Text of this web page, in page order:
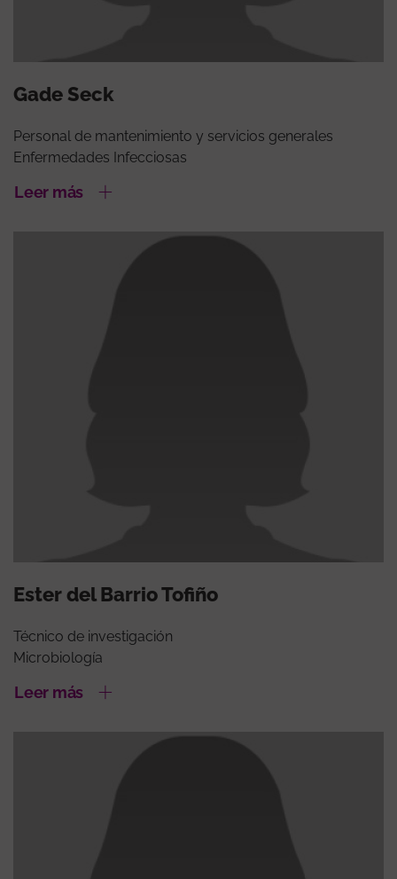
Gade Seck
Personal de mantenimiento y servicios generales
Enfermedades Infecciosas
Leer más
Ester del Barrio Tofiño
Técnico de investigación
Microbiología
Leer más